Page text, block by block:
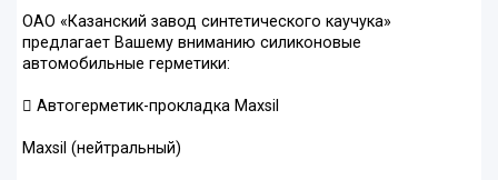
ОАО «Казанский завод синтетического каучука»
предлагает Вашему вниманию силиконовые
автомобильные герметики:
 Автогерметик-прокладка Maxsil
Maxsil (нейтральный)